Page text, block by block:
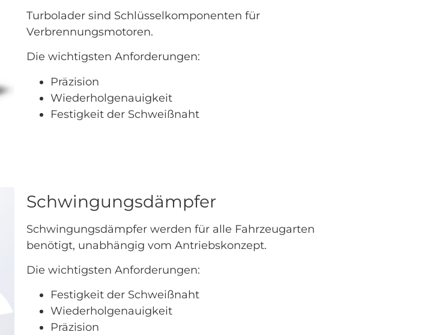
Turbolader sind Schlüsselkomponenten für
Verbrennungsmotoren.
Die wichtigsten Anforderungen:
Präzision
Wiederholgenauigkeit
Festigkeit der Schweißnaht
Schwingungsdämpfer
Schwingungsdämpfer werden für alle Fahrzeugarten
benötigt, unabhängig vom Antriebskonzept.
Die wichtigsten Anforderungen:
Festigkeit der Schweißnaht
Wiederholgenauigkeit
Präzision